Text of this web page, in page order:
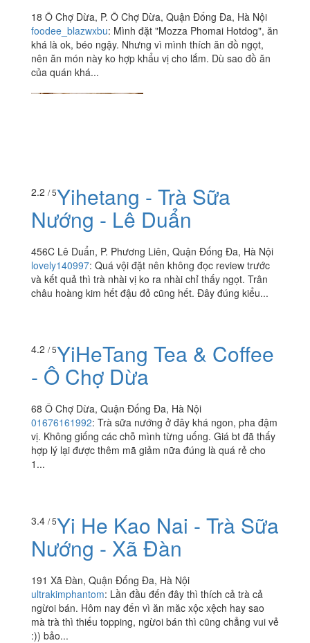
18 Ô Chợ Dừa, P. Ô Chợ Dừa, Quận Đống Đa, Hà Nội
foodee_blazwxbu: Mình đặt "Mozza Phomai Hotdog", ăn
khá là ok, béo ngậy. Nhưng vì mình thích ăn đồ ngọt,
nên ăn món này ko hợp khẩu vị cho lắm. Dù sao đồ ăn
của quán khá...
2.2 / 5Yihetang - Trà Sữa
Nướng - Lê Duẩn
456C Lê Duẩn, P. Phương Liên, Quận Đống Đa, Hà Nội
lovely140997: Quá vội đặt nên không đọc review trước
và kết quả thì trà nhài vị ko ra nhài chỉ thấy ngọt. Trân
châu hoàng kim hết đậu đỏ cũng hết. Đây đúng kiểu...
4.2 / 5YiHeTang Tea & Coffee
- Ô Chợ Dừa
68 Ô Chợ Dừa, Quận Đống Đa, Hà Nội
01676161992: Trà sữa nướng ở đây khá ngon, pha đậm
vị. Không giống các chỗ mình từng uống. Giá bt đã thấy
hợp lý lại được thêm mã giảm nữa đúng là quá rẻ cho
1...
3.4 / 5Yi He Kao Nai - Trà Sữa
Nướng - Xã Đàn
191 Xã Đàn, Quận Đống Đa, Hà Nội
ultrakimphantom: Lần đầu đến đây thì thích cả trà cả
ngừoi bán. Hôm nay đến vì ăn măc xộc xệch hay sao
mà trà thì thiếu topping, ngừoi bán thì cũng chẳng vui vẻ
:)) bảo...